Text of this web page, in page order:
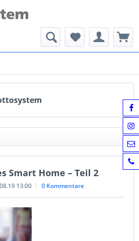
Smart Home – Teil 2
13:00 0 Kommentare